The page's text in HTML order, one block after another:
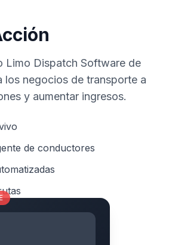
Limo Dispatch Software de
los negocios de transporte a
y aumentar ingresos.
de conductores